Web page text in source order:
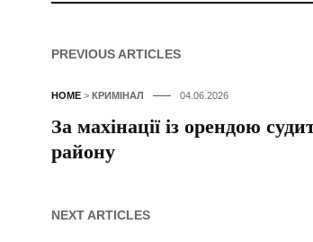
PREVIOUS ARTICLES
HOME > КРИМІНАЛ 04.06.2026
За махінації із орендою
району
NEXT ARTICLES